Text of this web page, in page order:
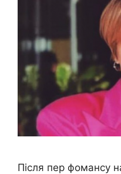
Після пер фомансу